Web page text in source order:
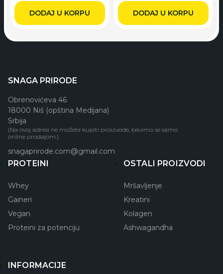
DODAJ U KORPU DODAJ U KORPU
SNAGA PRIRODE
Obrenovićeva 46
18000 Niš (opština Medijana)
Srbija
(Na ovoj adresi ne možete kupiti proizvode, bavimo se samo
online prodajom.)
snagaprirode.com@gmail.com
PROTEINI
Whey
Gaineri
Vegan
Proteini za potenciju
OSTALI PROIZVODI
Mršavljenje
Kreatini
Kolagen
Ashwagandha
INFORMACIJE